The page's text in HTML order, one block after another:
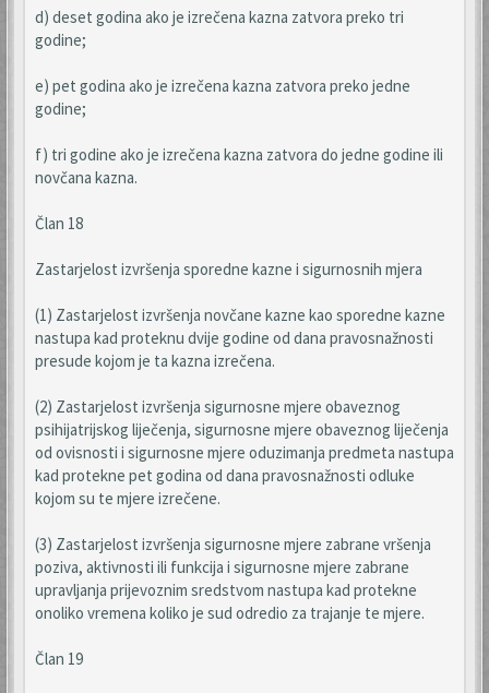
d) deset godina ako je izrečena kazna zatvora preko tri
godine;
e) pet godina ako je izrečena kazna zatvora preko jedne
godine;
f) tri godine ako je izrečena kazna zatvora do jedne godine ili
novčana kazna.
Član 18
Zastarjelost izvršenja sporedne kazne i sigurnosnih mjera
(1) Zastarjelost izvršenja novčane kazne kao sporedne kazne
nastupa kad proteknu dvije godine od dana pravosnažnosti
presude kojom je ta kazna izrečena.
(2) Zastarjelost izvršenja sigurnosne mjere obaveznog
psihijatrijskog liječenja, sigurnosne mjere obaveznog liječenja
od ovisnosti i sigurnosne mjere oduzimanja predmeta nastupa
kad protekne pet godina od dana pravosnažnosti odluke
kojom su te mjere izrečene.
(3) Zastarjelost izvršenja sigurnosne mjere zabrane vršenja
poziva, aktivnosti ili funkcija i sigurnosne mjere zabrane
upravljanja prijevoznim sredstvom nastupa kad protekne
onoliko vremena koliko je sud odredio za trajanje te mjere.
Član 19